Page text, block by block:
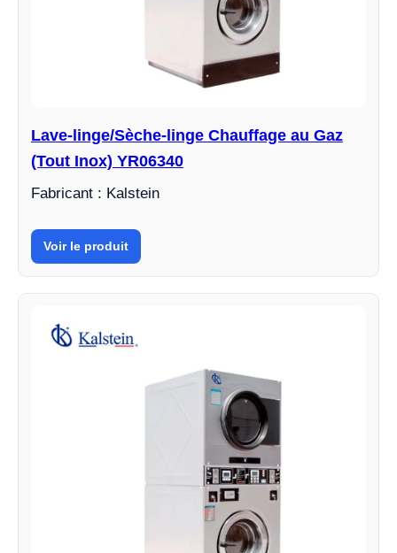
Lave-linge/Sèche-linge Chauffage au Gaz
(Tout Inox) YR06340
Fabricant : Kalstein
Voir le produit